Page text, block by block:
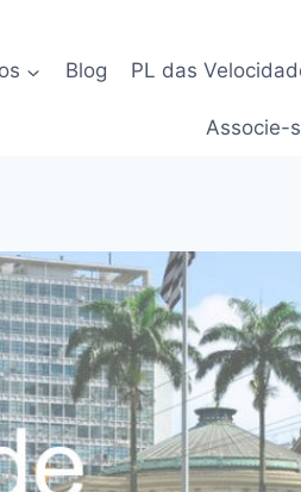
Blog PL das
Associe-